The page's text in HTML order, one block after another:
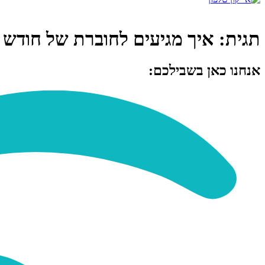
תגית: איך מגיעים לחוברת של חודש
אנחנו כאן בשבילכם: